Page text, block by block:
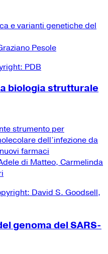
e varianti genetiche del
Pesole
biologia strutturale
strumento per
dell’infezione da
farmaci
di Matteo, Carmelinda
genoma del SARS-